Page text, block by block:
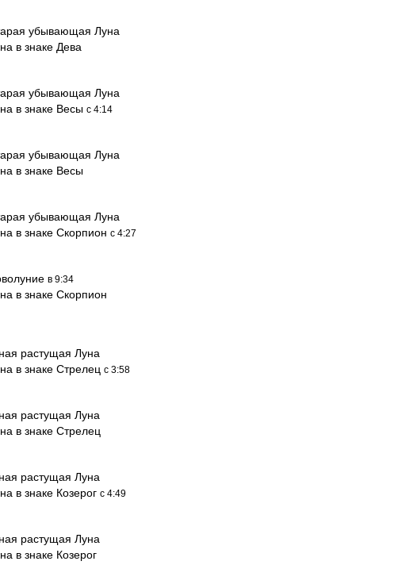
убывающая Луна
в знаке Дева
убывающая Луна
в знаке Весы с 4:14
убывающая Луна
в знаке Весы
убывающая Луна
в знаке Скорпион с 4:27
в 9:34
в знаке Скорпион
растущая Луна
в знаке Стрелец с 3:58
растущая Луна
в знаке Стрелец
растущая Луна
в знаке Козерог с 4:49
растущая Луна
в знаке Козерог